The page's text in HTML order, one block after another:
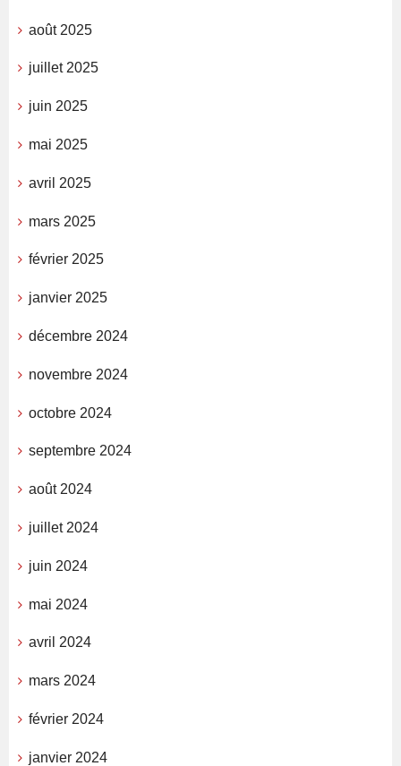
août 2025
juillet 2025
juin 2025
mai 2025
avril 2025
mars 2025
février 2025
janvier 2025
décembre 2024
novembre 2024
octobre 2024
septembre 2024
août 2024
juillet 2024
juin 2024
mai 2024
avril 2024
mars 2024
février 2024
janvier 2024